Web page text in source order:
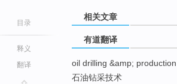
目录
释义
翻译
相关文章
有道翻译
oil drilling &amp;
石油钻采技术